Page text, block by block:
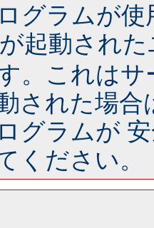
グラムが
が起動され
。これは
された場合
グラムが
ください。